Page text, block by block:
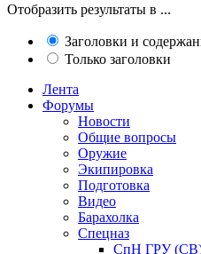
Отобразить результаты в ...
Заголовки и
Только заголовки
Лента
Форумы
Новости
Общие вопросы
Оружие
Экипировка
Подготовка
Видео
Барахолка
Спецназ
СпН ГРУ